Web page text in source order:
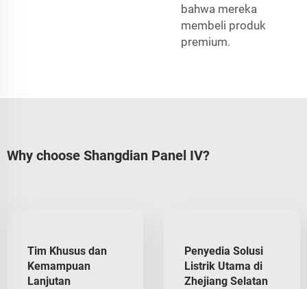
bahwa mereka
membeli produk
premium.
Why choose Shangdian Panel IV?
Tim Khusus dan
Kemampuan
Lanjutan
Penyedia Solusi
Listrik Utama di
Zhejiang Selatan